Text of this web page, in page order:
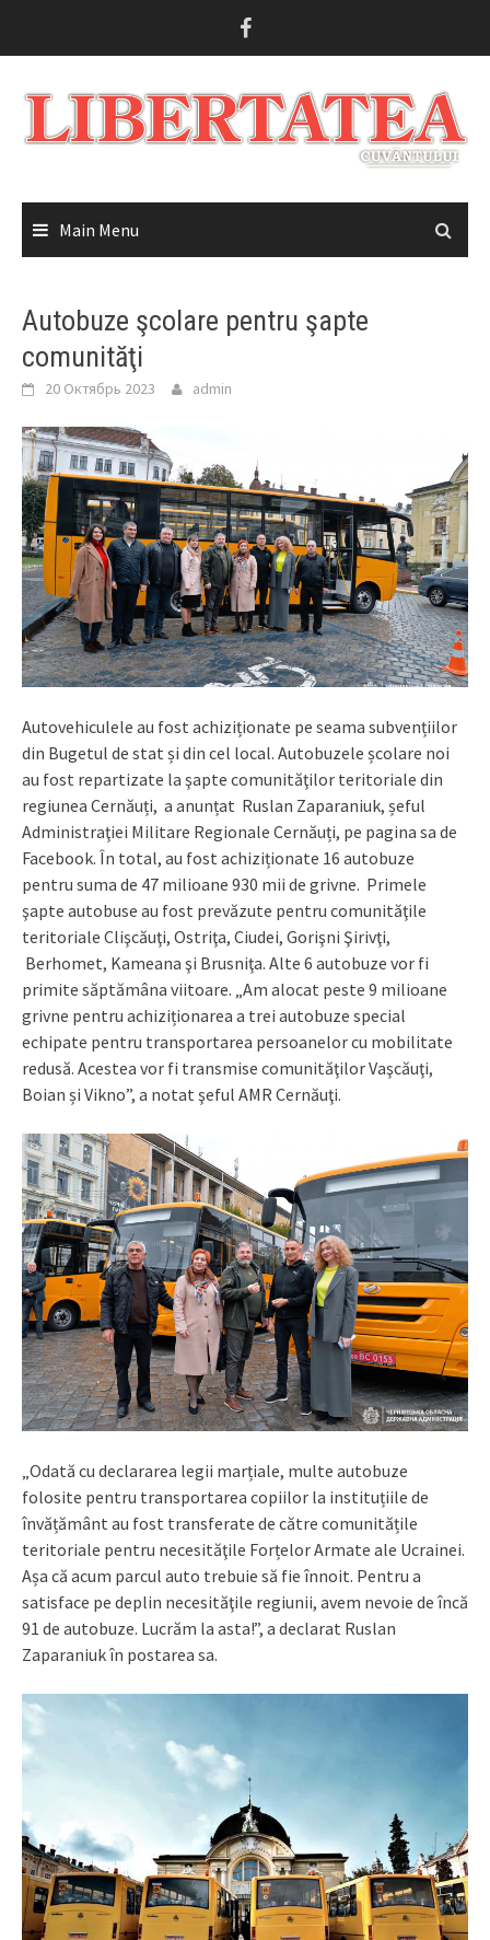
Main Menu
Autobuze şcolare pentru şapte
comunităţi
20 Октябрь 2023 admin
Autovehiculele au fost achiziționate pe seama subvențiilor
din Bugetul de stat și din cel local. Autobuzele școlare noi
au fost repartizate la şapte comunităţilor teritoriale din
regiunea Cernăuți, a anunțat Ruslan Zaparaniuk, șeful
Administraţiei Militare Regionale Cernăuți, pe pagina sa de
Facebook. În total, au fost achiziționate 16 autobuze
pentru suma de 47 milioane 930 mii de grivne. Primele
şapte autobuse au fost prevăzute pentru comunităţile
teritoriale Clişcăuţi, Ostriţa, Ciudei, Gorişni Şirivţi,
Berhomet, Kameana şi Brusniţa. Alte 6 autobuze vor fi
primite săptămâna viitoare. „Am alocat peste 9 milioane
grivne pentru achiziționarea a trei autobuze special
echipate pentru transportarea persoanelor cu mobilitate
redusă. Acestea vor fi transmise comunităţilor Vaşcăuţi,
Boian și Vikno”, a notat şeful AMR Cernăuţi.
„Odată cu declararea legii marțiale, multe autobuze
folosite pentru transportarea copiilor la instituțiile de
învățământ au fost transferate de către comunitățile
teritoriale pentru necesităţile Forțelor Armate ale Ucrainei.
Așa că acum parcul auto trebuie să fie înnoit. Pentru a
satisface pe deplin necesităţile regiunii, avem nevoie de încă
91 de autobuze. Lucrăm la asta!”, a declarat Ruslan
Zaparaniuk în postarea sa.